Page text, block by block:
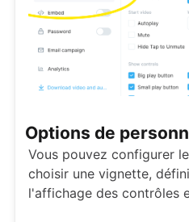
Options de
Vous pouvez configurer
choisir une vignette,
l'affichage des contrôles